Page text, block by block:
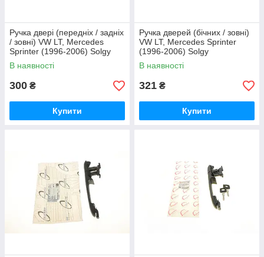
Ручка двері (передніх / задніх
/ зовні) VW LT, Mercedes
Sprinter (1996-2006) Solgy
В наявності
300 ₴
Купити
Ручка дверей (бічних / зовні)
VW LT, Mercedes Sprinter
(1996-2006) Solgy
В наявності
321 ₴
Купити